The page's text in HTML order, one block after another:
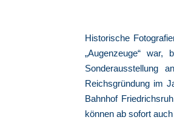
Historische
„Augenzeuge“
Sonderausstellung
Reichsgründung im
Bahnhof
können ab sofort